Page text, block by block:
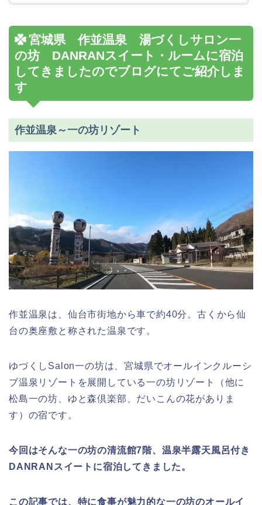
宮城県 作並温泉 湯づくしサロン一
の坊 DANRANスイート・ルームに宿泊
してきましたのでブログにてご紹介しま
す
作並温泉～一の坊リゾート
作並温泉は、仙台市街地から車で約40分。古くから仙
台の奥座敷と称された温泉です。
ゆづくしSalon一の坊は、宮城県でオールインクルーシ
ブ温泉リゾートを展開している一の坊リゾート（他に
松島一の坊、ゆと森倶楽部、だいこんの花がありま
す）の宿です。
今回はそんな一の坊の清流館7階、温泉半露天風呂付き
DANRANスイートに宿泊してきました。
この記事では、特に食事が魅力的な一の坊のオールイ